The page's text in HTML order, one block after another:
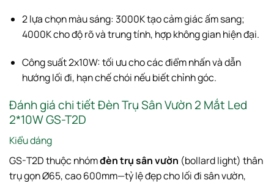
2 lựa chọn màu sáng: 3000K tạo cảm giác ấm sang;
4000K cho độ rõ và trung tính, hợp không gian hiện đại.
Công suất 2x10W: tối ưu cho các điểm nhấn và dẫn
hướng lối đi, hạn chế chói nếu biết chỉnh góc.
Đánh giá chi tiết Đèn Trụ Sân Vườn 2 Mắt Led
2*10W GS-T2D
Kiểu dáng
GS-T2D thuộc nhómđèn trụ sân vườn (bollard light) thân
trụ gọn Ø65, cao 600mm—tỷ lệ đẹp cho lối đi sân vườn,